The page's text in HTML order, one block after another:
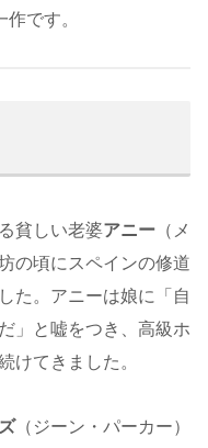
です。
貧しい老婆アニー （メ
の頃にスペインの修道
た。アニーは娘に「自
」と嘘をつき、高級ホ
けてきました。
（ジーン・パーカー）